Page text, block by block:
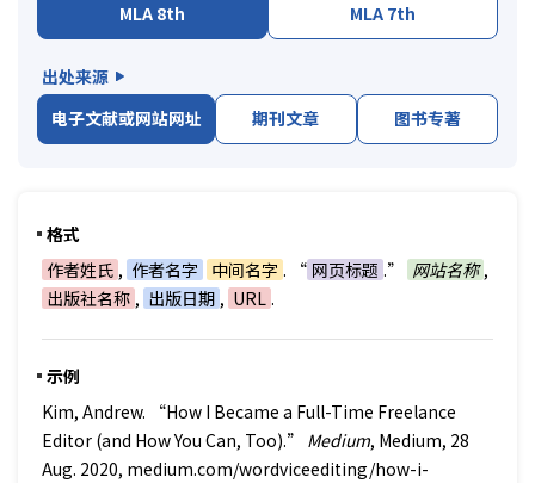
MLA 8th
MLA 7th
出处来源
电子文献或网站网址
期刊文章 图书专著
格式
作者姓氏 , 作者名字 中间名字 . “ 网页标题 .” 网站名称 ,
出版社名称 , 出版日期 , URL .
示例
Kim, Andrew. “How I Became a Full-Time Freelance
Editor (and How You Can, Too).” Medium, Medium, 28
Aug. 2020, medium.com/wordviceediting/how-i-